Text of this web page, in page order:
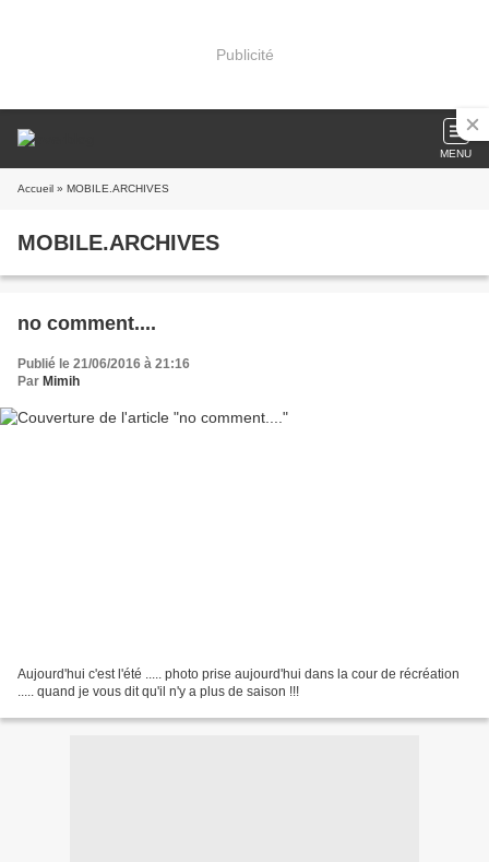
Publicité
MENU
Accueil » MOBILE.ARCHIVES
MOBILE.ARCHIVES
no comment....
Publié le 21/06/2016 à 21:16
Par Mimih
Aujourd'hui c'est l'été ..... photo prise aujourd'hui dans la cour de récréation
..... quand je vous dit qu'il n'y a plus de saison !!!